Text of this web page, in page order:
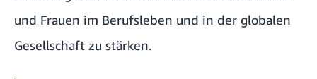
und Frauen im Berufsleben und in der globalen
Gesellschaft zu stärken.